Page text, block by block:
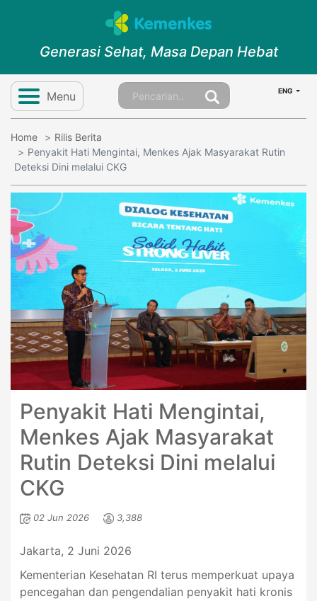
Generasi Sehat, Masa Depan Hebat
Menu ENG
Home
Rilis Berita
Penyakit Hati Mengintai, Menkes Ajak Masyarakat Rutin
Deteksi Dini melalui CKG
Penyakit Hati Mengintai,
Menkes Ajak Masyarakat
Rutin Deteksi Dini melalui
CKG
02 Jun 2026 3,388
Jakarta, 2 Juni 2026
Kementerian Kesehatan RI terus memperkuat upaya
pencegahan dan pengendalian penyakit hati kronis